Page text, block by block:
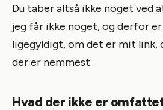
Du taber altså ikke noget ved
jeg får ikke noget, og derfor
ligegyldigt, om det er mit link,
der er nemmest.
Hvad der ikke er